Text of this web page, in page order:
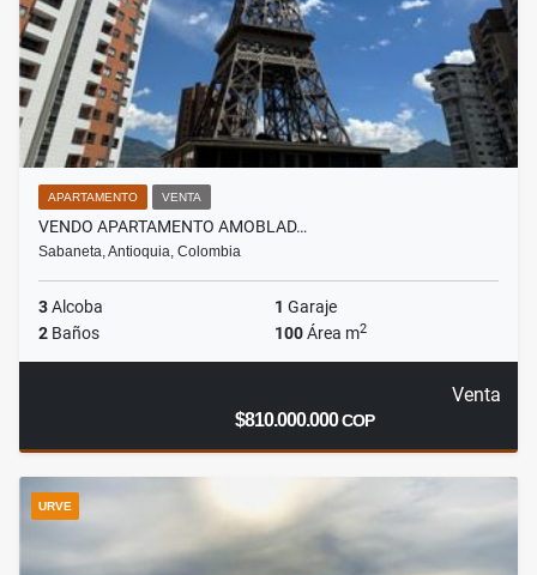
APARTAMENTO VENTA
VENDO APARTAMENTO AMOBLAD…
Sabaneta, Antioquia, Colombia
3Alcoba 1 Garaje
2 Baños 100Área m2
Venta
$810.000.000COP
URVE